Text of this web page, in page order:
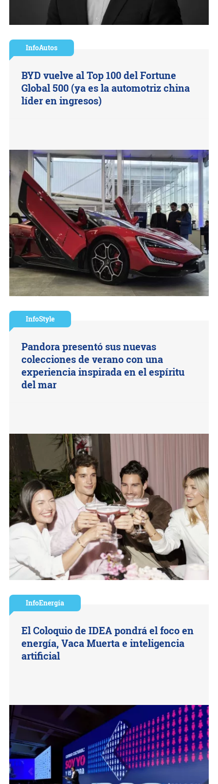
InfoAutos
BYD vuelve al Top 100 del Fortune
Global 500 (ya es la automotriz china
líder en ingresos)
InfoStyle
Pandora presentó sus nuevas
colecciones de verano con una
experiencia inspirada en el espíritu
del mar
InfoEnergía
El Coloquio de IDEA pondrá el foco en
energía, Vaca Muerta e inteligencia
artificial